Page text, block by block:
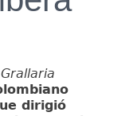
Grallaria
dirigió